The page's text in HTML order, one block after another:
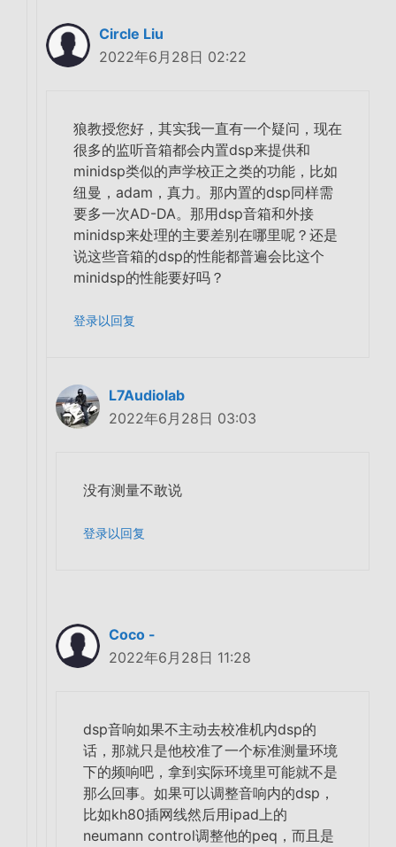
Circle Liu
2022年6月28日 02:22
狼教授您好，其实我一直有一个疑问，现在
很多的监听音箱都会内置dsp来提供和
minidsp类似的声学校正之类的功能，比如
纽曼，adam，真力。那内置的dsp同样需
要多一次AD-DA。那用dsp音箱和外接
minidsp来处理的主要差别在哪里呢？还是
说这些音箱的dsp的性能都普遍会比这个
minidsp的性能要好吗？
登录以回复
L7Audiolab
2022年6月28日 03:03
没有测量不敢说
登录以回复
Coco -
2022年6月28日 11:28
dsp音响如果不主动去校准机内dsp的
话，那就只是他校准了一个标准测量环境
下的频响吧，拿到实际环境里可能就不是
那么回事。如果可以调整音响内的dsp，
比如kh80插网线然后用ipad上的
neumann control调整他的peq，而且是